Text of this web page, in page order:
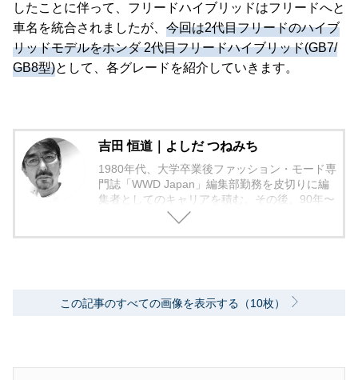
したことに伴って、フリードハイブリッドはフリードへと
車名を統合されましたが、 今回は2代目フリードのハイブ
リッドモデルをホンダ 2代目フリードハイブリッド(GB7/
GB8型)として、各グレードを紹介していきます。
吉田 恒道｜よしだ つねみち
1980年代、大学卒業後ファッション・モード専
門誌「WWD Japan」編集部勤務を皮切りに編
集者としてのキャリアを積む。その後、90年〜
2000年代、中堅出版社ダイヤモンド社の自動車
この記事のすべての画像を表示する（10枚）